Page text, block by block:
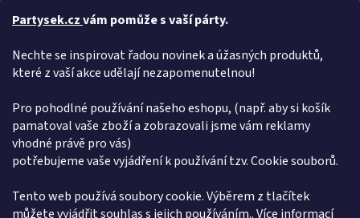
Partysek.czvám pomůže s vaší párty.
Nechte se inspirovat řadou novinek a úžasných produktů,
které z vaší akce udělají nezapomenutelnou!
Pro pohodlné používání našeho eshopu, (např. aby si košík
pamatoval vaše zboží a zobrazovali jsme vám reklamy
vhodné právě pro vás)
potřebujeme vaše vyjádření k používání tzv. Cookie souborů.
Tento web používá soubory cookie. Výběrem z tlačítek
můžete vyjádřit souhlas s jejich používáním.. Více informací
Detailní popis produktu
Brýle s tmavými skly, poseté zelenými třpytkami s motivem
marihuany. Vhodné ke kostýmu hippie nebo jako originální
kostýmu.
Doplňkové parametry
Kategorie: brýle